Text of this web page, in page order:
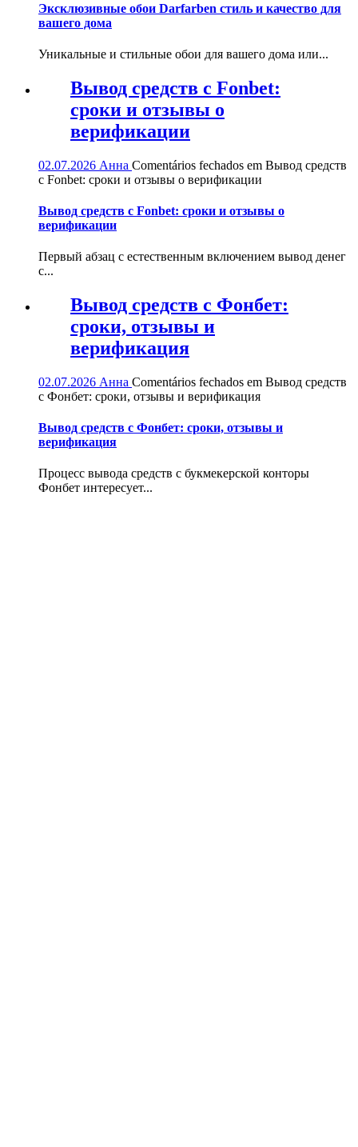
Эксклюзивные обои Darfarben стиль и качество для
вашего дома
Уникальные и стильные обои для вашего дома или...
Вывод средств с Fonbet:
сроки и отзывы о
верификации
02.07.2026 Анна Comentários fechados em Вывод средств
с Fonbet: сроки и отзывы о верификации
Вывод средств с Fonbet: сроки и отзывы о
верификации
Первый абзац с естественным включением вывод денег
с...
Вывод средств с Фонбет:
сроки, отзывы и
верификация
02.07.2026 Анна Comentários fechados em Вывод средств
с Фонбет: сроки, отзывы и верификация
Вывод средств с Фонбет: сроки, отзывы и
верификация
Процесс вывода средств с букмекерской конторы
Фонбет интересует...